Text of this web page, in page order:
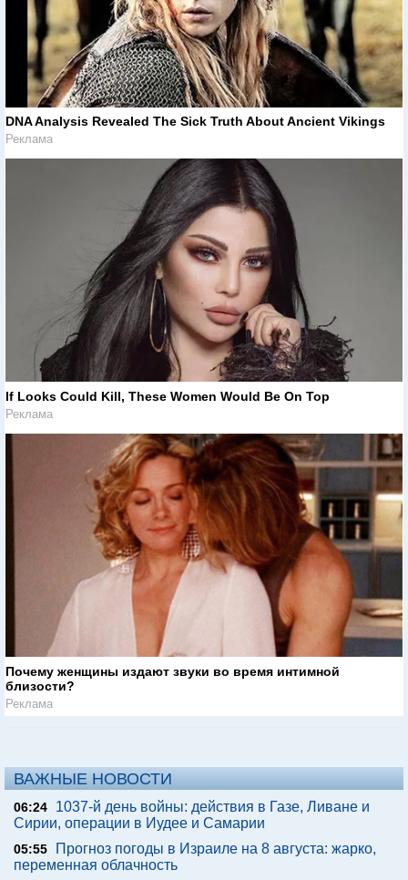
DNA Analysis Revealed The Sick Truth About Ancient Vikings
Реклама
If Looks Could Kill, These Women Would Be On Top
Реклама
Почему женщины издают звуки во время интимной
близости?
Реклама
ВАЖНЫЕ НОВОСТИ
06:24
1037-й день войны: действия в Газе, Ливане и
Сирии, операции в Иудее и Самарии
05:55
Прогноз погоды в Израиле на 8 августа: жарко,
переменная облачность